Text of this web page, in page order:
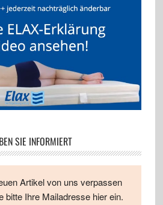
SIE INFORMIERT
Artikel von uns verpassen
bitte Ihre Mailadresse hier ein.